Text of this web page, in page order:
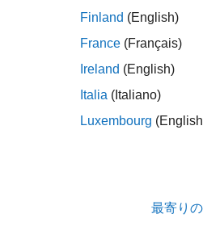
Finland (English)
France (Français)
Ireland (English)
Italia (Italiano)
Luxembourg
最寄り